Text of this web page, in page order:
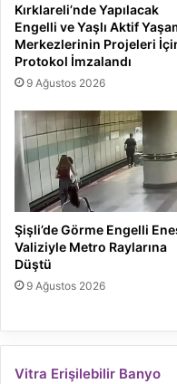
Kırklareli’nde Yapılacak
Engelli ve Yaşlı Aktif
Merkezlerinin Projeleri
Protokol İmzalandı
9 Ağustos 2026
Şişli’de Görme Engelli
Valiziyle Metro Raylarına
Düştü
9 Ağustos 2026
Vitra Erişilebilir Banyo